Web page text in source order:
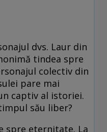
dvs. Laur din
tindea spre
colectiv din
pare mai
captiv al istoriei.
său liber?
spre eternitate. La